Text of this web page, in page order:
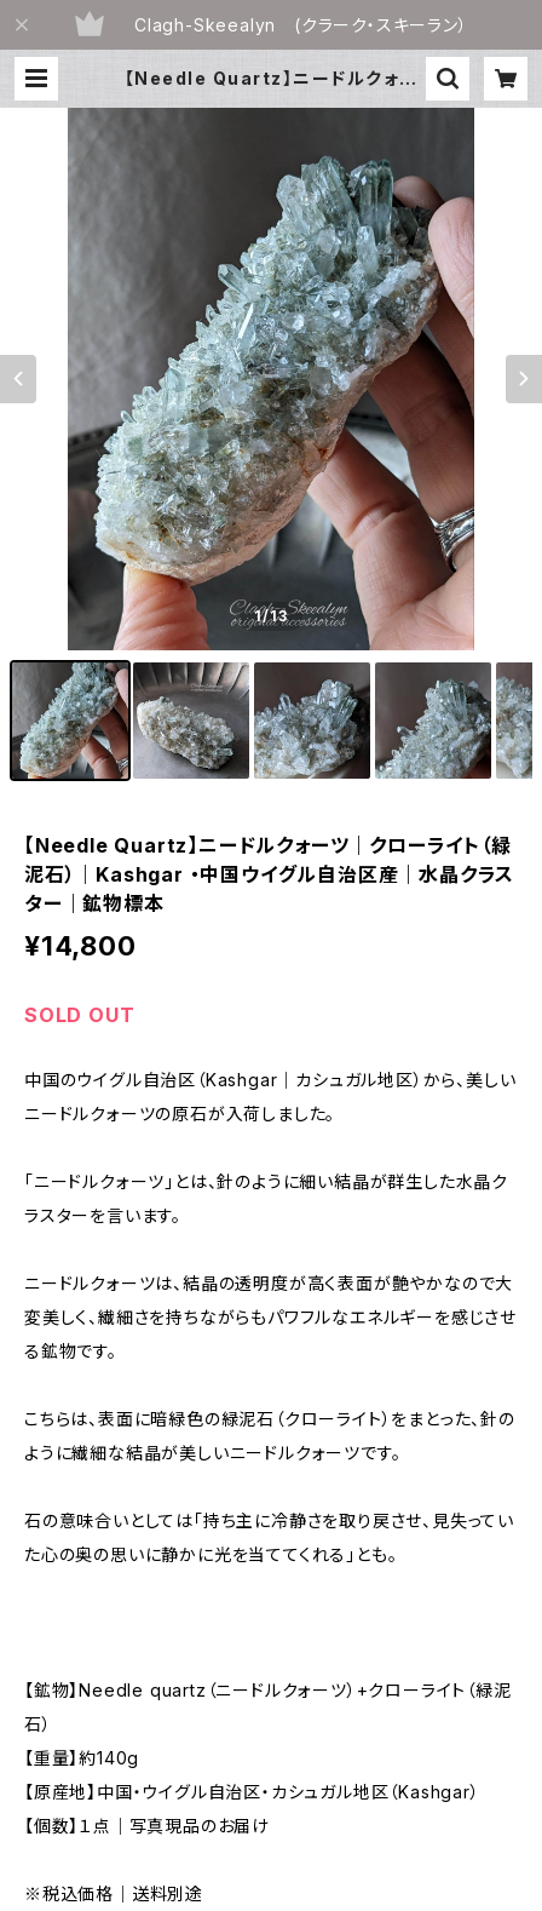
Clagh-Skeealyn (クラーク・スキーラン）
【Needle Quartz】ニードルクォー
alyn（石物語）
1/13
【Needle Quartz】ニードルクォーツ｜クローライト（緑
泥石）｜Kashgar ・中国ウイグル自治区産｜水晶クラス
ター｜鉱物標本
¥14,800
SOLD OUT
中国のウイグル自治区（Kashgar｜カシュガル地区）から、美しい
ニードルクォーツの原石が入荷しました。
「ニードルクォーツ」とは、針のように細い結晶が群生した水晶ク
ラスターを言います。
ニードルクォーツは、結晶の透明度が高く表面が艶やかなので大
変美しく、繊細さを持ちながらもパワフルなエネルギーを感じさせ
る鉱物です。
こちらは、表面に暗緑色の緑泥石（クローライト）をまとった、針の
ように繊細な結晶が美しいニードルクォーツです。
石の意味合いとしては「持ち主に冷静さを取り戻させ、見失ってい
た心の奥の思いに静かに光を当ててくれる」とも。
【鉱物】Needle quartz（ニードルクォーツ）+クローライト（緑泥
石）
【重量】約140g
【原産地】中国・ウイグル自治区・カシュガル地区（Kashgar）
【個数】１点｜写真現品のお届け
※税込価格｜送料別途